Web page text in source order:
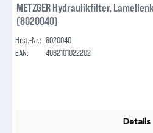
METZGER Hydraulikfilter,
(8020040)
Hrst.-Nr.: 8020040
EAN:
4062101022202
Details